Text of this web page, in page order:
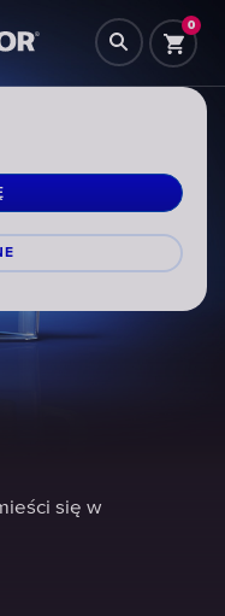
0
się w
się w
się w